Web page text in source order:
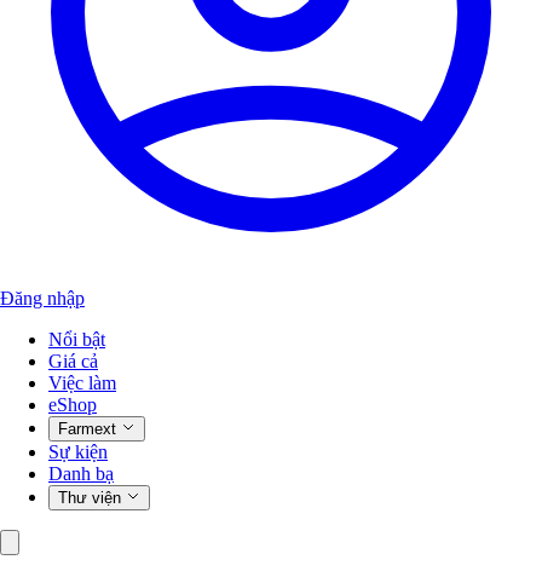
Đăng nhập
Nổi bật
Giá cả
Việc làm
eShop
Farmext
Sự kiện
Danh bạ
Thư viện